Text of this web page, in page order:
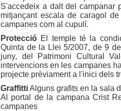
S'accedeix a dalt del campanar
mitjançant escala de caragol
campanes com al cupulí.
Protecció El temple té la
Quinta de la Llei 5/2007, de 9
juny, del Patrimoni Cultural
intervencions en les campanes
projecte prèviament a l'inici dels
GraffittiAlguns grafits en la sala
Al portal de la campana Crist
campanes